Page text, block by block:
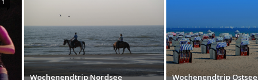
Wochenendtrip Nordsee Wochenendtrip Ostsee